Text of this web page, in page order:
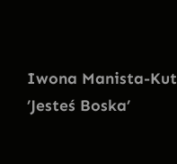
Iwona Manista-
’Jesteś Boska’